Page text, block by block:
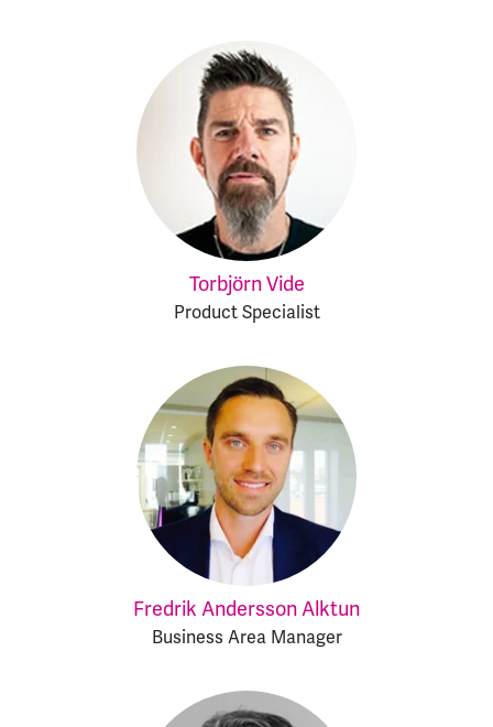
Torbjörn Vide
Product Specialist
Fredrik Andersson Alktun
Business Area Manager